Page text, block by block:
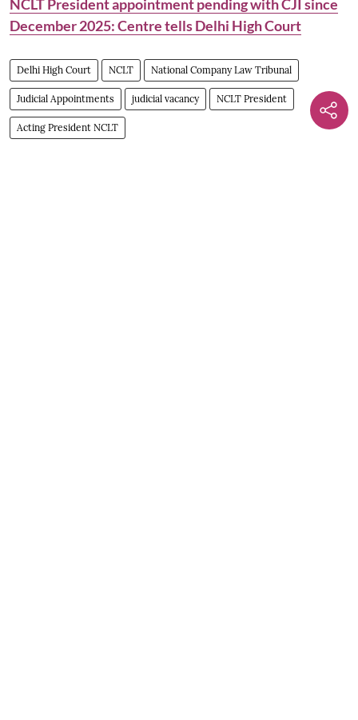
NCLT President appointment pending with CJI since
December 2025: Centre tells Delhi High Court
Delhi High Court NCLT National Company Law Tribunal
Judicial Appointments judicial vacancy NCLT President
Acting President NCLT